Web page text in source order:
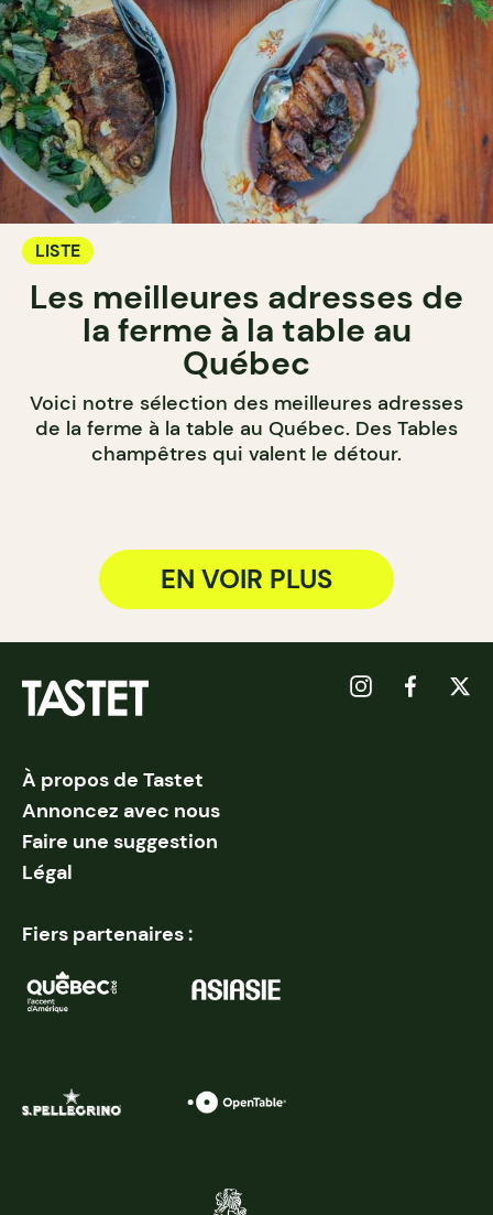
LISTE
Les meilleures adresses de
la ferme à la table au
Québec
Voici notre sélection des meilleures adresses
de la ferme à la table au Québec. Des Tables
champêtres qui valent le détour.
EN VOIR PLUS
À propos de Tastet
Annoncez avec nous
Faire une suggestion
Légal
Fiers partenaires :